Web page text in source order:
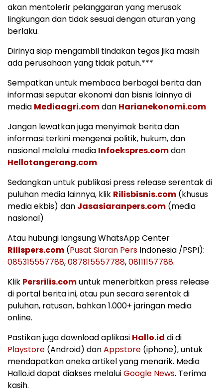
akan mentolerir pelanggaran yang merusak
lingkungan dan tidak sesuai dengan aturan yang
berlaku.
Dirinya siap mengambil tindakan tegas jika masih
ada perusahaan yang tidak patuh.***
Sempatkan untuk membaca berbagai berita dan
informasi seputar ekonomi dan bisnis lainnya di
media Mediaagri.comdan Harianekonomi.com
Jangan lewatkan juga menyimak berita dan
informasi terkini mengenai politik, hukum, dan
nasional melalui media Infoekspres.comdan
Hellotangerang.com
Sedangkan untuk publikasi press release serentak di
puluhan media lainnya, klik Rilisbisnis.com (khusus
media ekbis) dan Jasasiaranpers.com (media
nasional)
Atau hubungi langsung WhatsApp Center
Rilispers.com (Pusat Siaran Pers Indonesia /PSPI):
085315557788,087815557788,08111157788.
Klik Persrilis.comuntuk menerbitkan press release
di portal berita ini, atau pun secara serentak di
puluhan, ratusan, bahkan 1.000+ jaringan media
online.
Pastikan juga download aplikasi Hallo.id di di
Playstore (Android) danAppstore (iphone), untuk
mendapatkan aneka artikel yang menarik. Media
Hallo.id dapat diakses melaluiGoogle News. Terima
kasih.